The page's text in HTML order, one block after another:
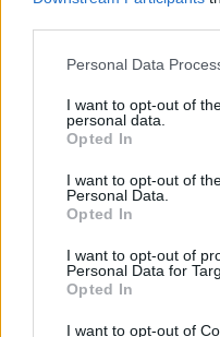
Personal Data
I want to opt-out of
personal data.
Opted In
I want to opt-out of
Personal Data.
Opted In
I want to opt-out of
Personal Data for
Opted In
I want to opt-out of
Τσούξιμο στα
μπορεί να
Σας έχει συμβεί να
τσούξιμο ή ότι κάτι σας